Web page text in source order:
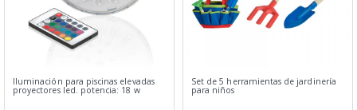
Iluminación para piscinas elevadas
proyectores led. potencia: 18 w
Set de 5 herramientas de jardinería
para niños